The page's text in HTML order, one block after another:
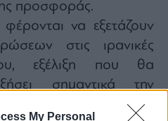
My Personal
προσφοράς.
να εξετάζουν
στις ιρανικές
εξέλιξη που θα
σημαντικά την